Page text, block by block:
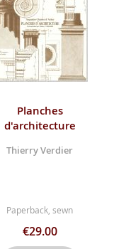
Planches
d'architecture
Thierry Verdier
Paperback, sewn
€29.00